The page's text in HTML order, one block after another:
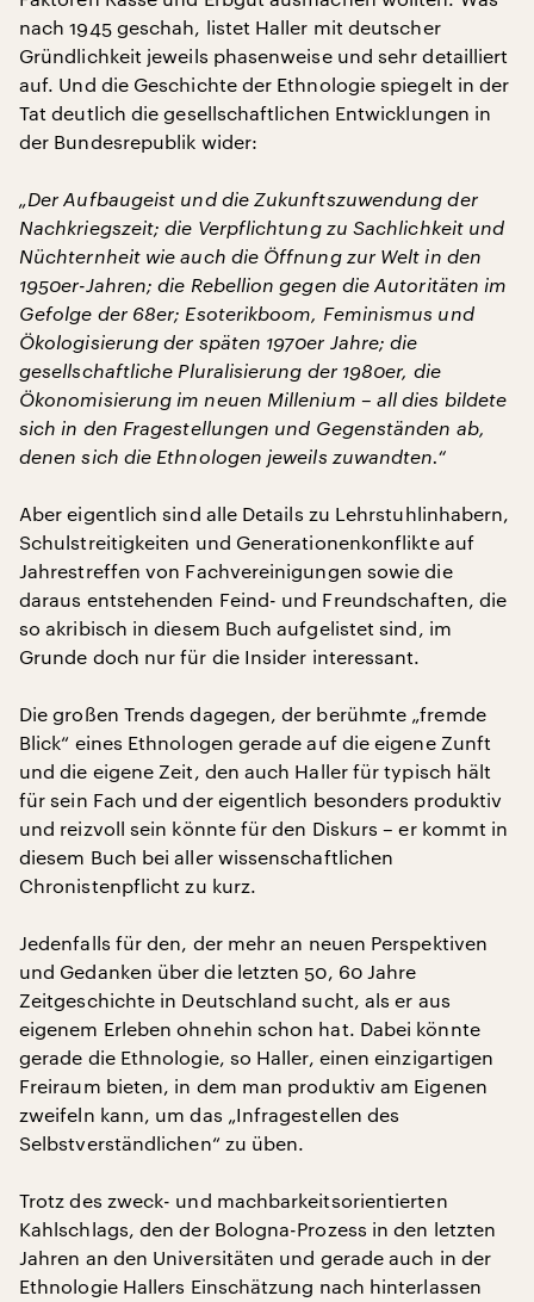
nach 1945 geschah, listet Haller mit deutscher
Gründlichkeit jeweils phasenweise und sehr detailliert
auf. Und die Geschichte der Ethnologie spiegelt in der
Tat deutlich die gesellschaftlichen Entwicklungen in
der Bundesrepublik wider:
„Der Aufbaugeist und die Zukunftszuwendung der
Nachkriegszeit; die Verpflichtung zu Sachlichkeit und
Nüchternheit wie auch die Öffnung zur Welt in den
1950er-Jahren; die Rebellion gegen die Autoritäten im
Gefolge der 68er; Esoterikboom, Feminismus und
Ökologisierung der späten 1970er Jahre; die
gesellschaftliche Pluralisierung der 1980er, die
Ökonomisierung im neuen Millenium – all dies bildete
sich in den Fragestellungen und Gegenständen ab,
denen sich die Ethnologen jeweils zuwandten.“
Aber eigentlich sind alle Details zu Lehrstuhlinhabern,
Schulstreitigkeiten und Generationenkonflikte auf
Jahrestreffen von Fachvereinigungen sowie die
daraus entstehenden Feind- und Freundschaften, die
so akribisch in diesem Buch aufgelistet sind, im
Grunde doch nur für die Insider interessant.
Die großen Trends dagegen, der berühmte „fremde
Blick“ eines Ethnologen gerade auf die eigene Zunft
und die eigene Zeit, den auch Haller für typisch hält
für sein Fach und der eigentlich besonders produktiv
und reizvoll sein könnte für den Diskurs – er kommt in
diesem Buch bei aller wissenschaftlichen
Chronistenpflicht zu kurz.
Jedenfalls für den, der mehr an neuen Perspektiven
und Gedanken über die letzten 50, 60 Jahre
Zeitgeschichte in Deutschland sucht, als er aus
eigenem Erleben ohnehin schon hat. Dabei könnte
gerade die Ethnologie, so Haller, einen einzigartigen
Freiraum bieten, in dem man produktiv am Eigenen
zweifeln kann, um das „Infragestellen des
Selbstverständlichen“ zu üben.
Trotz des zweck- und machbarkeitsorientierten
Kahlschlags, den der Bologna-Prozess in den letzten
Jahren an den Universitäten und gerade auch in der
Ethnologie Hallers Einschätzung nach hinterlassen